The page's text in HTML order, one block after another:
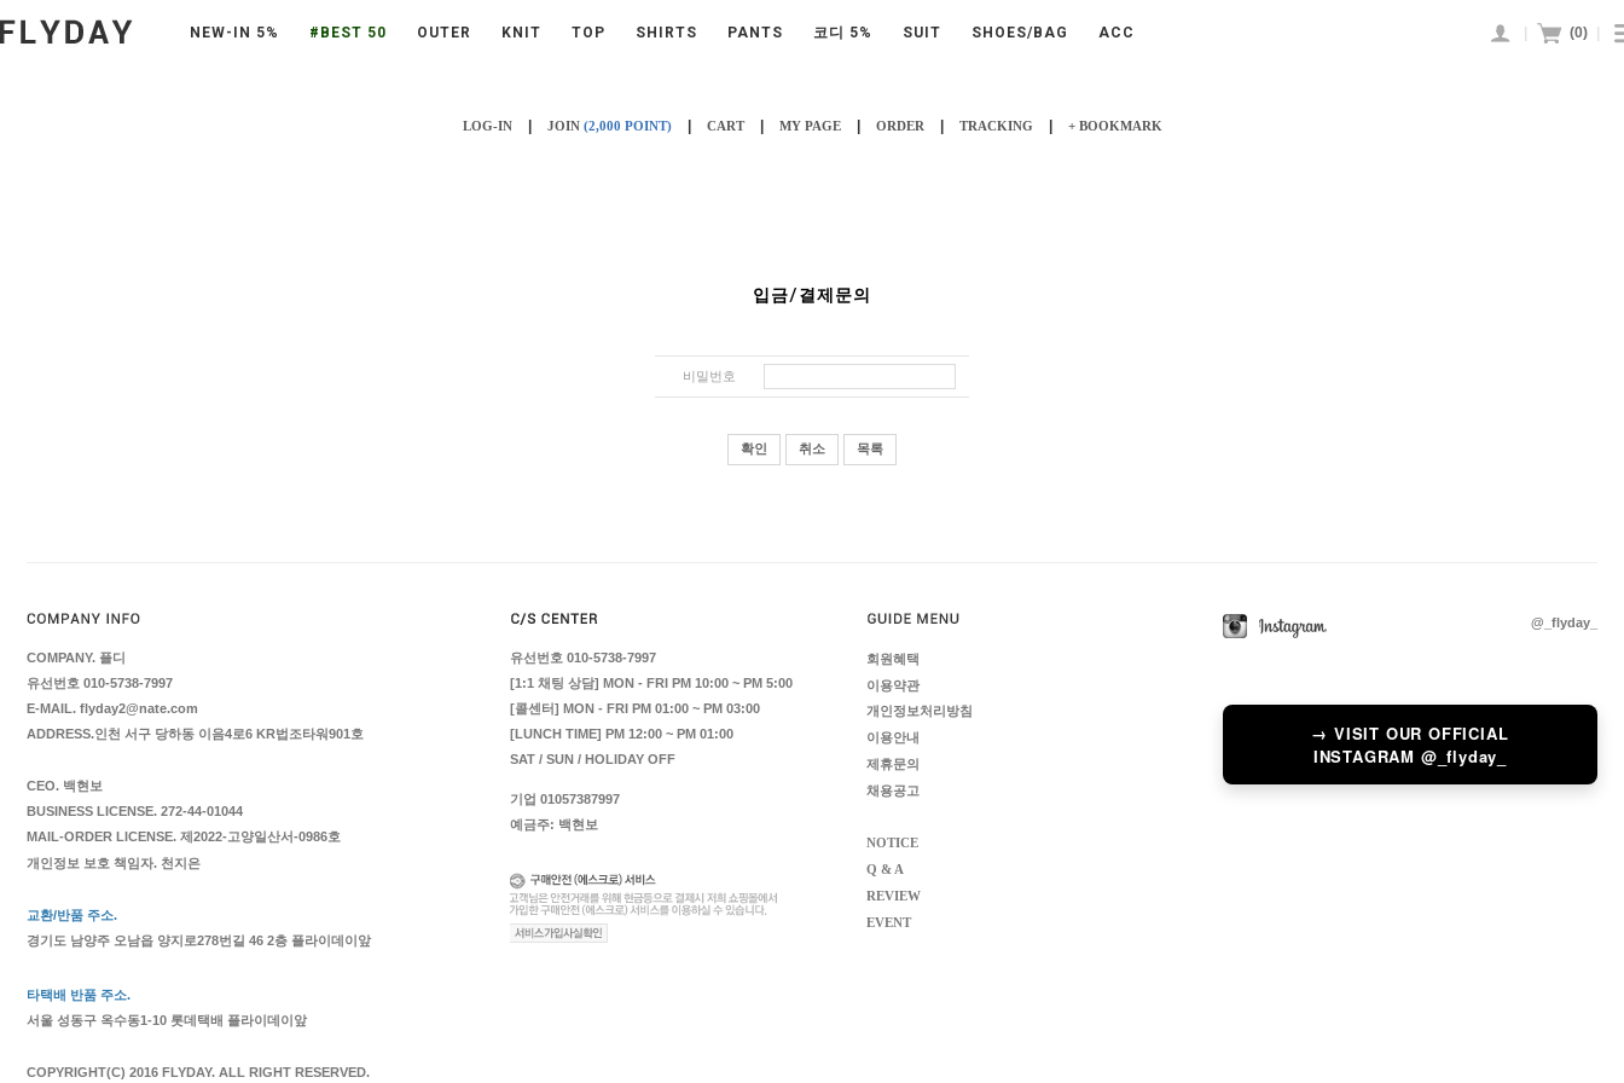
NEW-IN 5% #BEST 50 OUTER KNIT TOP SHIRTS PANTS 코디 5% SUIT SHOES/BAG ACC | (0) |
LOG-IN JOIN(2,000 POINT) CART MY PAGE ORDER TRACKING + BOOKMARK
입금/결제문의
비밀번호
확인 취소 목록
COMPANY. 플디
유선번호 010-5738-7997
E-MAIL. flyday2@nate.com
ADDRESS.인천 서구 당하동 이음4로6 KR법조타워901호
CEO. 백현보
BUSINESS LICENSE. 272-44-01044
MAIL-ORDER LICENSE. 제2022-고양일산서-0986호
개인정보 보호 책임자. 천지은
교환/반품 주소.
경기도 남양주 오남읍 양지로278번길 46 2층 플라이데이앞
타택배 반품 주소.
서울 성동구 옥수동1-10 롯데택배 플라이데이앞
COPYRIGHT(C) 2016 FLYDAY. ALL RIGHT RESERVED.
유선번호 010-5738-7997
[1:1 채팅 상담] MON - FRI PM 10:00 ~ PM 5:00
[콜센터] MON - FRI PM 01:00 ~ PM 03:00
[LUNCH TIME] PM 12:00 ~ PM 01:00
SAT / SUN / HOLIDAY OFF
기업 01057387997
예금주: 백현보
회원혜택
이용약관
개인정보처리방침
이용안내
제휴문의
채용공고
NOTICE
Q & A
REVIEW
EVENT
@_flyday_
→ VISIT OUR OFFICIAL
INSTAGRAM @_flyday_